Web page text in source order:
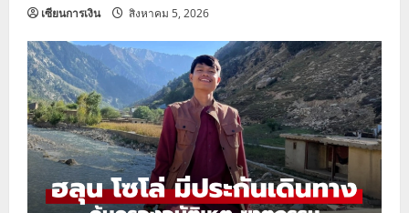
เซียนการเงิน สิงหาคม 5, 2026